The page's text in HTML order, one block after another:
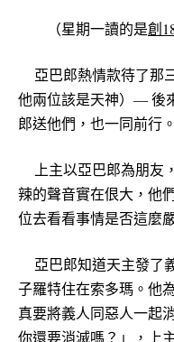
（星期一讀的是創
亞巴郎熱情款待了那
他兩位該是天神）— 後
郎送他們，也一同前行。
上主以亞巴郎為朋友
辣的聲音實在佷大，他
位去看看事情是否這麼
亞巴郎知道天主發了
子羅特住在索多瑪。他
真要將義人同惡人一起
你還要消滅嗎？」，上